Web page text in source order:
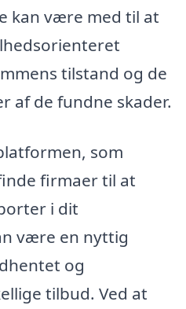
kan være med til at
tilstand og de
af de fundne skader.
som
firmaer til at
i dit
være en nyttig
og
tilbud. Ved at